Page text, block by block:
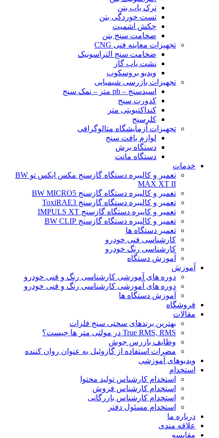
ترک یاب بتن
تست خوردگی بتن
چکش اشمیت
ضخامت سنج بتن
تجهیزات معاینه فنی CNG
ضخامت سنج التراسونیک
نشت یاب گاز
ویدیو بروسکوپ
تجهیزات بازرسی شیمیایی
اسیدسنج – ph متر – نمک سنج
کدورت سنج
کنداکتیویتی متر
کلرسنج
تجهیزات آزمایشگاه متالوگرافی
لوازم بافت سنج
دستگاه برش
دستگاه مانت
خدمات
تعمیر و کالیبره دستگاه گازسنج مکس ایکس تو BW
MAX XT II
تعمیر و کالیبره دستگاه گازسنج BW MICRO5
تعمیر و کالیبره دستگاه گازسنج ToxiRAE3
تعمیر و کایبره دستگاه گازسنج IMPULS XT
تعمیر و کالیبره دستگاه گازسنج BW CLIP
تعمیر دستگاه ها
کارشناسی فنی خودرو
کارشناسی رنگ خودرو
آموزش دستگاه
آموزش
دوره های آموزشی کارشناسی رنگ و فنی خودرو
دوره های آموزشی کارشناسی رنگ و فنی خودرو
آموزش دستگاه ها
فروشگاه
مقالات
بهترین برندهای سختی سنج فلزات
True RMS, RMS در مولتی متر ها چیست؟
وظایف بازرس جوش
مضرات استفاده از گازوئیل به عنوان روان کننده
ویدیوهای آموزشی
استخدام
استخدام کارشناس تولید محتوا
استخدام کارشناس فروش
استخدام کارشناس بازرگانی
استخدام مسئول دفتر
درباره ما
علاقه مندی
مقایسه